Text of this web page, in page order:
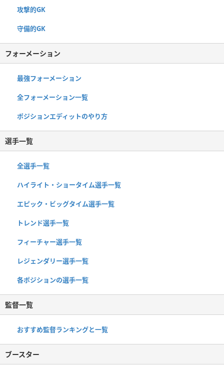
攻撃的GK
守備的GK
フォーメーション
最強フォーメーション
全フォーメーション一覧
ポジションエディットのやり方
選手一覧
全選手一覧
ハイライト・ショータイム選手一覧
エピック・ビッグタイム選手一覧
トレンド選手一覧
フィーチャー選手一覧
レジェンダリー選手一覧
各ポジションの選手一覧
監督一覧
おすすめ監督ランキングと一覧
ブースター